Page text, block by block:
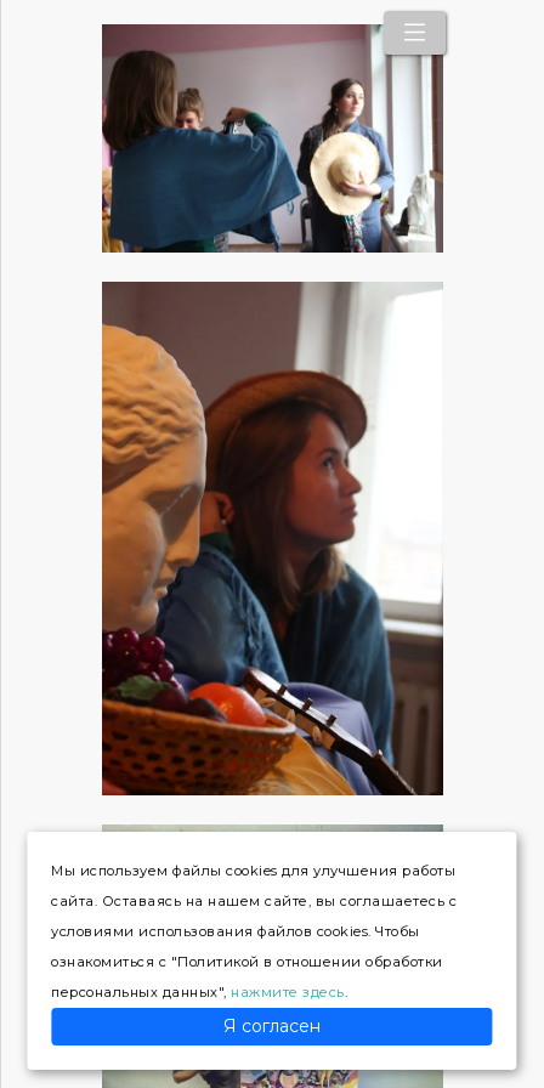
Мы используем файлы cookies для улучшения работы
сайта. Оставаясь на нашем сайте, вы соглашаетесь с
условиями использования файлов cookies. Чтобы
ознакомиться с "Политикой в отношении обработки
персональных данных", нажмите здесь.
Я согласен